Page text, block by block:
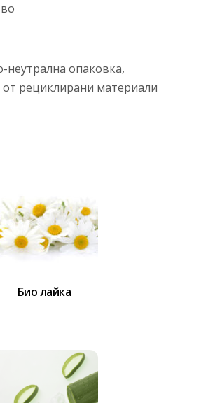
неутрална опаковка,
от рециклирани материали
Био лайка